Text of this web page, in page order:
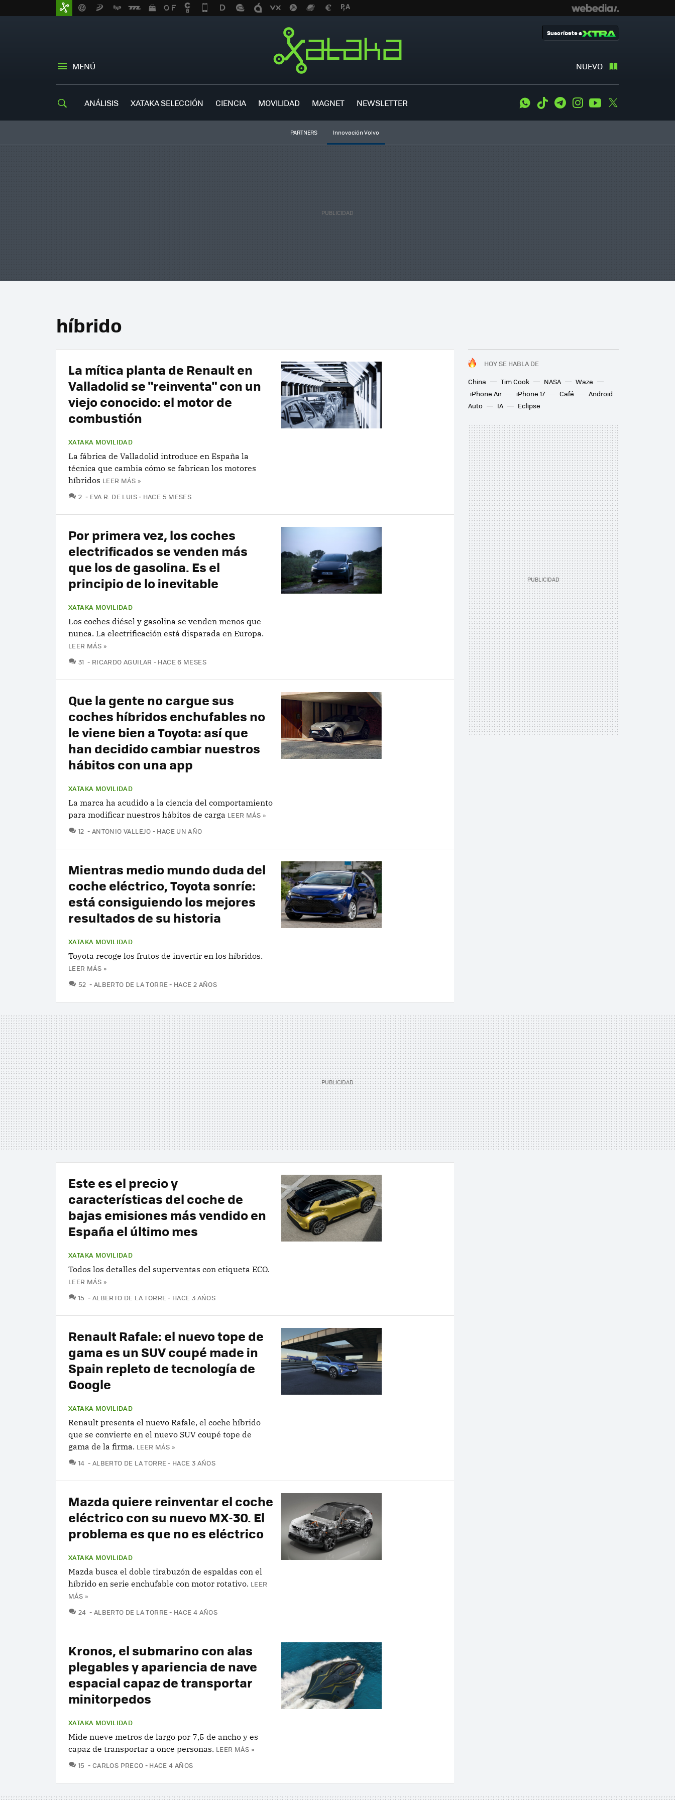
MENÚ NUEVO
Suscríbete a
ANÁLISIS XATAKA SELECCIÓN CIENCIA MOVILIDAD MAGNET NEWSLETTER WhatsApp
Tiktok TelegramInstagramYoutube
PARTNERS Innovación Volvo
híbrido
HOY SE HABLA DE
China
Tim Cook NASA
Waze
iPhone Air
iPhone 17 Café
Android
Auto
IA Eclipse
La mítica planta de Renault en
Valladolid se "reinventa" con un
viejo conocido: el motor de
combustión
XATAKA MOVILIDAD
La fábrica de Valladolid introduce en España la
técnica que cambia cómo se fabrican los motores
híbridos LEER MÁS »
2 COMENTARIOS
EVA R. DE LUIS HACE 5 MESES
Por primera vez, los coches
electrificados se venden más
que los de gasolina. Es el
principio de lo inevitable
XATAKA MOVILIDAD
Los coches diésel y gasolina se venden menos que
nunca. La electrificación está disparada en Europa.
LEER MÁS »
31 COMENTARIOS
RICARDO AGUILAR HACE 6 MESES
Que la gente no cargue sus
coches híbridos enchufables no
le viene bien a Toyota: así que
han decidido cambiar nuestros
hábitos con una app
XATAKA MOVILIDAD
La marca ha acudido a la ciencia del comportamiento
para modificar nuestros hábitos de carga LEER MÁS »
12 COMENTARIOS
ANTONIO VALLEJO HACE UN AÑO
Mientras medio mundo duda del
coche eléctrico, Toyota sonríe:
está consiguiendo los mejores
resultados de su historia
XATAKA MOVILIDAD
Toyota recoge los frutos de invertir en los híbridos.
LEER MÁS »
52 COMENTARIOS
ALBERTO DE LA TORRE HACE 2 AÑOS
Este es el precio y
características del coche de
bajas emisiones más vendido en
España el último mes
XATAKA MOVILIDAD
Todos los detalles del superventas con etiqueta ECO.
LEER MÁS »
15 COMENTARIOS
ALBERTO DE LA TORRE HACE 3 AÑOS
Renault Rafale: el nuevo tope de
gama es un SUV coupé made in
Spain repleto de tecnología de
Google
XATAKA MOVILIDAD
Renault presenta el nuevo Rafale, el coche híbrido
que se convierte en el nuevo SUV coupé tope de
gama de la firma. LEER MÁS »
14 COMENTARIOS
ALBERTO DE LA TORRE HACE 3 AÑOS
Mazda quiere reinventar el coche
eléctrico con su nuevo MX-30. El
problema es que no es eléctrico
XATAKA MOVILIDAD
Mazda busca el doble tirabuzón de espaldas con el
híbrido en serie enchufable con motor rotativo. LEER
MÁS »
24 COMENTARIOS
ALBERTO DE LA TORRE HACE 4 AÑOS
Kronos, el submarino con alas
plegables y apariencia de nave
espacial capaz de transportar
minitorpedos
XATAKA MOVILIDAD
Mide nueve metros de largo por 7,5 de ancho y es
capaz de transportar a once personas. LEER MÁS »
15 COMENTARIOS
CARLOS PREGO HACE 4 AÑOS